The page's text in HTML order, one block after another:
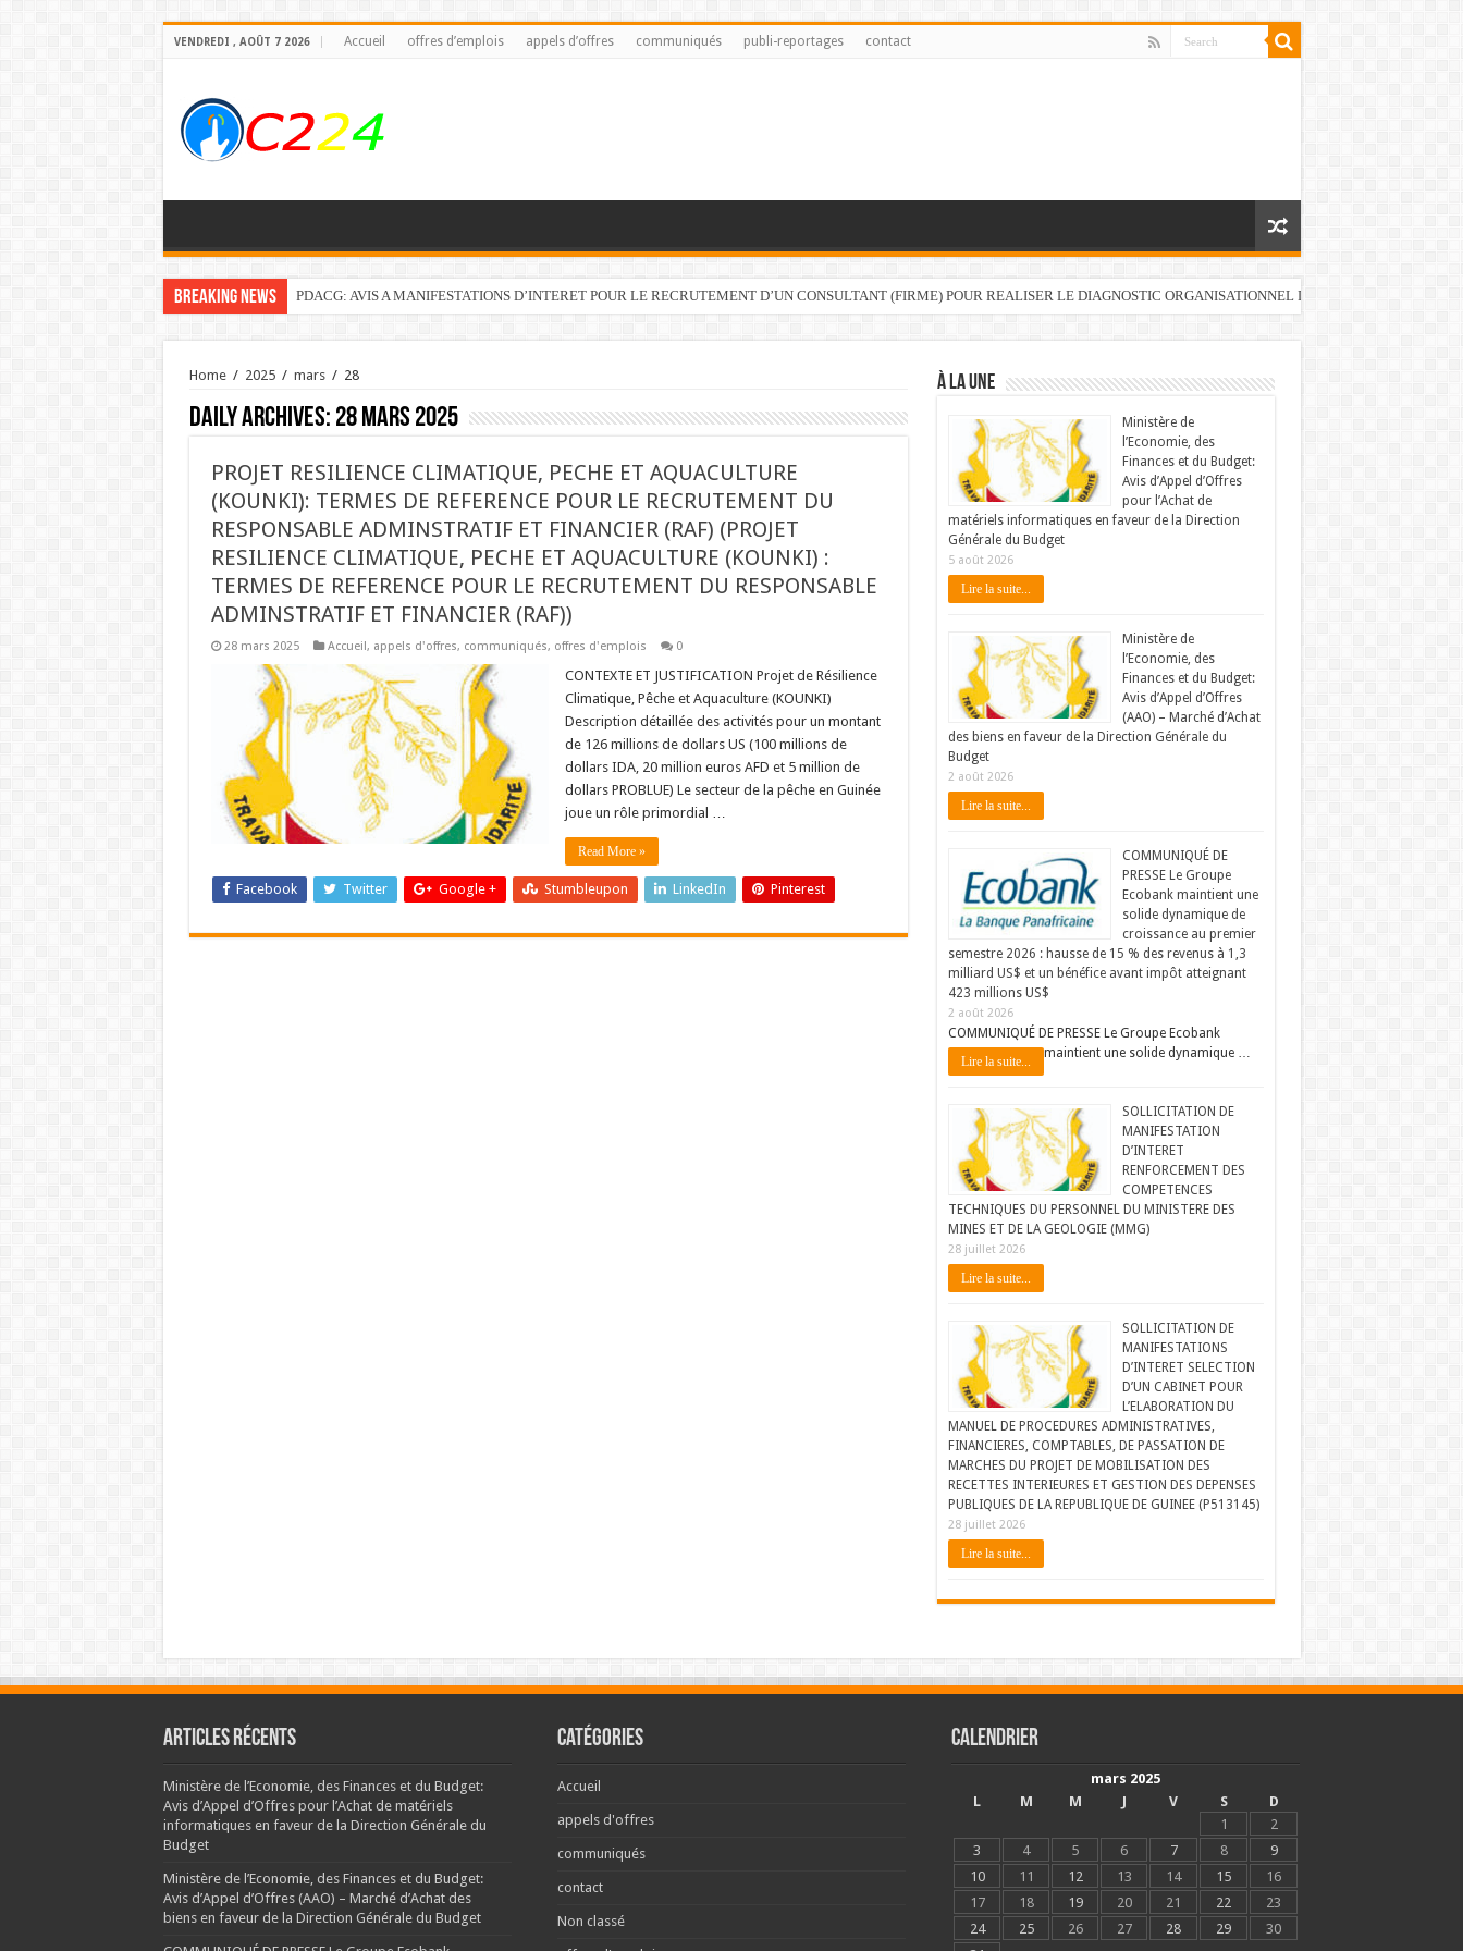
VENDREDI , AOÛT 7 2026 Accueil offres d’emplois appels d’offres communiqués publi-reportages contact
Breaking News PDACG: AVIS A MANIFESTATIONS D’INTERET POUR LE RECRUTEMENT D’UN CONSULTANT (FIRME) POUR REALISER LE DIAGNOSTIC ORGANISATIONNEL DU FONDS DE
Home / 2025 / mars / 28
Daily Archives: 28 mars 2025
PROJET RESILIENCE CLIMATIQUE, PECHE ET AQUACULTURE
(KOUNKI): TERMES DE REFERENCE POUR LE RECRUTEMENT DU
RESPONSABLE ADMINSTRATIF ET FINANCIER (RAF) (PROJET
RESILIENCE CLIMATIQUE, PECHE ET AQUACULTURE (KOUNKI) :
TERMES DE REFERENCE POUR LE RECRUTEMENT DU RESPONSABLE
ADMINSTRATIF ET FINANCIER (RAF))
28 mars 2025 Accueil, appels d'offres, communiqués, offres d'emplois 0
CONTEXTE ET JUSTIFICATION Projet de Résilience
Climatique, Pêche et Aquaculture (KOUNKI)
Description détaillée des activités pour un montant
de 126 millions de dollars US (100 millions de
dollars IDA, 20 million euros AFD et 5 million de
dollars PROBLUE) Le secteur de la pêche en Guinée
joue un rôle primordial …
Read More »
Facebook Twitter Google + Stumbleupon LinkedIn Pinterest
À LA UNE
Ministère de
l’Economie, des
Finances et du Budget:
Avis d’Appel d’Offres
pour l’Achat de
matériels informatiques en faveur de la Direction
Générale du Budget
5 août 2026
Lire la suite...
Ministère de
l’Economie, des
Finances et du Budget:
Avis d’Appel d’Offres
(AAO) – Marché d’Achat
des biens en faveur de la Direction Générale du
Budget
2 août 2026
Lire la suite...
COMMUNIQUÉ DE
PRESSE Le Groupe
Ecobank maintient une
solide dynamique de
croissance au premier
semestre 2026 : hausse de 15 % des revenus à 1,3
milliard US$ et un bénéfice avant impôt atteignant
423 millions US$
2 août 2026
COMMUNIQUÉ DE PRESSE Le Groupe Ecobank
maintient une solide dynamique …
Lire la suite...
SOLLICITATION DE
MANIFESTATION
D’INTERET
RENFORCEMENT DES
COMPETENCES
TECHNIQUES DU PERSONNEL DU MINISTERE DES
MINES ET DE LA GEOLOGIE (MMG)
28 juillet 2026
Lire la suite...
SOLLICITATION DE
MANIFESTATIONS
D’INTERET SELECTION
D’UN CABINET POUR
L’ELABORATION DU
MANUEL DE PROCEDURES ADMINISTRATIVES,
FINANCIERES, COMPTABLES, DE PASSATION DE
MARCHES DU PROJET DE MOBILISATION DES
RECETTES INTERIEURES ET GESTION DES DEPENSES
PUBLIQUES DE LA REPUBLIQUE DE GUINEE (P513145)
28 juillet 2026
Lire la suite...
Articles récents
Ministère de l’Economie, des Finances et du Budget:
Avis d’Appel d’Offres pour l’Achat de matériels
informatiques en faveur de la Direction Générale du
Budget
Ministère de l’Economie, des Finances et du Budget:
Avis d’Appel d’Offres (AAO) – Marché d’Achat des
biens en faveur de la Direction Générale du Budget
Catégories
Accueil
appels d'offres
communiqués
contact
Non classé
Calendrier
mars 2025
L
M M J V S
D
1
2
3
4 5 6 7 8
9
10
11 12 13 14 15
16
17
18 19 20 21 22
23
24
25 26 27 28 29
30